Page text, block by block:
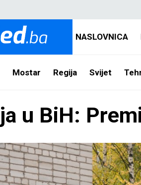
NASLOVNICA
Mostar Regija Svijet
u BiH: